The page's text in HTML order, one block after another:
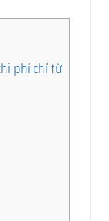
phí chỉ từ